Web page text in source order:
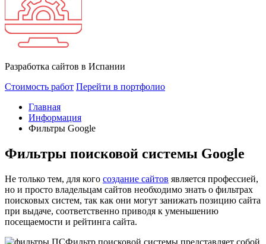
Разработка сайтов в Испании
Стоимость работ Перейти в портфолио
Главная
Информация
Фильтры Google
Фильтры поисковой системы Google
Не только тем, для кого создание сайтов является профессией,
но и просто владельцам сайтов необходимо знать о фильтрах
поисковых систем, так как они могут занижать позицию сайта
при выдаче, соответственно приводя к уменьшению
посещаемости и рейтинга сайта.
Фильтр поисковой системы представляет собой